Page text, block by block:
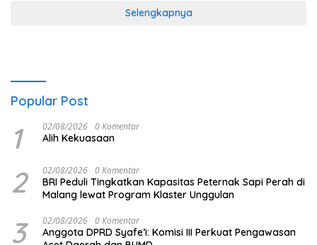
Selengkapnya
Popular Post
1 02/08/2026 0 Komentar
Alih Kekuasaan
2 02/08/2026 0 Komentar
BRI Peduli Tingkatkan Kapasitas Peternak Sapi Perah di
Malang lewat Program Klaster Unggulan
3 02/08/2026 0 Komentar
Anggota DPRD Syafe’i: Komisi III Perkuat Pengawasan